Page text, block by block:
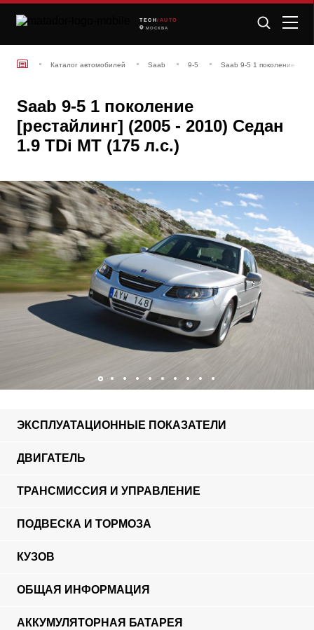
TECH /AUTO
МОСКВА
Каталог автомобилей Saab 9-5 Saab 9-5 1 поколение
Saab 9-5 1 поколение
[рестайлинг] (2005 - 2010) Седан
1.9 TDi MT (175 л.с.)
ЭКСПЛУАТАЦИОННЫЕ ПОКАЗАТЕЛИ
ДВИГАТЕЛЬ
ТРАНСМИССИЯ И УПРАВЛЕНИЕ
ПОДВЕСКА И ТОРМОЗА
КУЗОВ
ОБЩАЯ ИНФОРМАЦИЯ
АККУМУЛЯТОРНАЯ БАТАРЕЯ